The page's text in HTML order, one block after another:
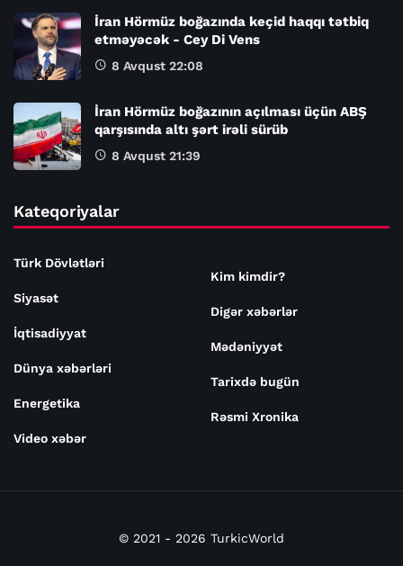
İran Hörmüz boğazında keçid haqqı tətbiq
etməyəcək - Cey Di Vens
8 Avqust 22:08
İran Hörmüz boğazının açılması üçün ABŞ
qarşısında altı şərt irəli sürüb
8 Avqust 21:39
Kateqoriyalar
Türk Dövlətləri
Siyasət
İqtisadiyyat
Dünya xəbərləri
Energetika
Video xəbər
Kim kimdir?
Digər xəbərlər
Mədəniyyət
Tarixdə bugün
Rəsmi Xronika
© 2021 - 2026 TurkicWorld